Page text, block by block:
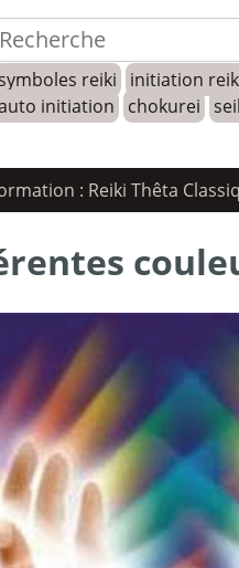
reiki initiation
initiation
chokurei
: Reiki Thêta